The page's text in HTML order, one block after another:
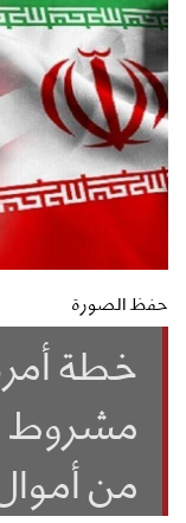
حفظ الصورة
خطة
من